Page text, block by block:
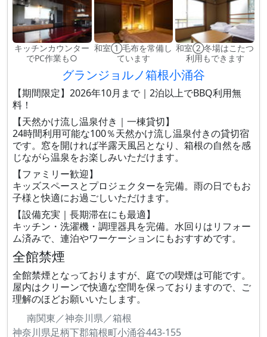
キッチンカウンター
でPC作業も○
和室①毛布を常備し
ています
和室②冬場はこたつ
利用もできます
グランジョルノ箱根小涌谷
【期間限定】2026年10月まで｜2泊以上でBBQ利用無
料！
【天然かけ流し温泉付き｜一棟貸切】
24時間利用可能な100％天然かけ流し温泉付きの貸切宿
です。窓を開ければ半露天風呂となり、箱根の自然を感
じながら温泉をお楽しみいただけます。
【ファミリー歓迎】
キッズスペースとプロジェクターを完備。雨の日でもお
子様と快適にお過ごしいただけます。
【設備充実｜長期滞在にも最適】
キッチン・洗濯機・調理器具を完備。水回りはリフォー
ム済みで、連泊やワーケーションにもおすすめです。
全館禁煙
全館禁煙となっておりますが、庭での喫煙は可能です。
屋内はクリーンで快適な空間を保っておりますので、ご
理解のほどお願いいたします。
南関東／神奈川県／箱根
神奈川県足柄下郡箱根町小涌谷443-155